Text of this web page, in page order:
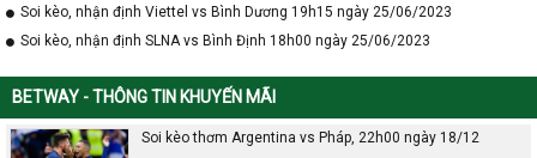
Soi kèo, nhận định Viettel vs Bình Dương 19h15 ngày 25/06/2023
Soi kèo, nhận định SLNA vs Bình Định 18h00 ngày 25/06/2023
BETWAY - THÔNG TIN KHUYẾN MÃI
Soi kèo thơm Argentina vs Pháp, 22h00 ngày 18/12